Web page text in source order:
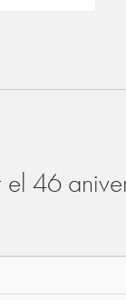
46